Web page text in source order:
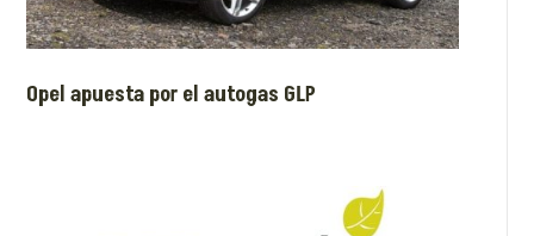
Opel apuesta por el autogas GLP